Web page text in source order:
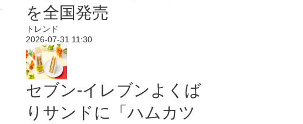
を全国発売
トレンド
2026-07-31 11:30
セブン‐イレブンよくば
りサンドに「ハムカツ